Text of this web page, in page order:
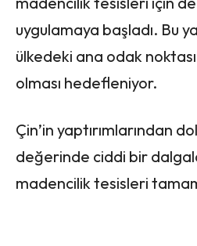
uygulamaya başladı. Bu
ülkedeki ana odak
olması hedefleniyor.
Çin’in yaptırımlarından
değerinde ciddi bir
madencilik tesisleri